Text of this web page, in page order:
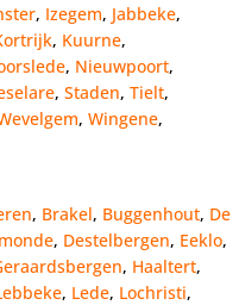
, Izegem, Jabbeke,
, Kuurne,
, Nieuwpoort,
, Staden, Tielt,
, Wingene,
, Brakel, Buggenhout, De
, Destelbergen, Eeklo,
, Haaltert,
, Lede, Lochristi,